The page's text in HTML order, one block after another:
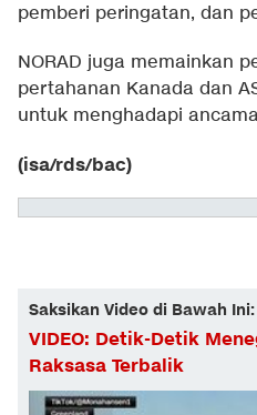
pemberi peringatan, dan
NORAD juga memainkan
pertahanan Kanada dan
untuk menghadapi
(isa/rds/bac)
Saksikan Video di Bawah Ini:
VIDEO: Detik-Detik
Raksasa Terbalik